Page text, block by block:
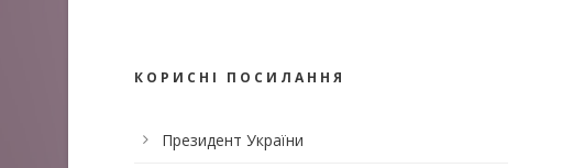
КОРИСНІ ПОСИЛАННЯ
Президент України